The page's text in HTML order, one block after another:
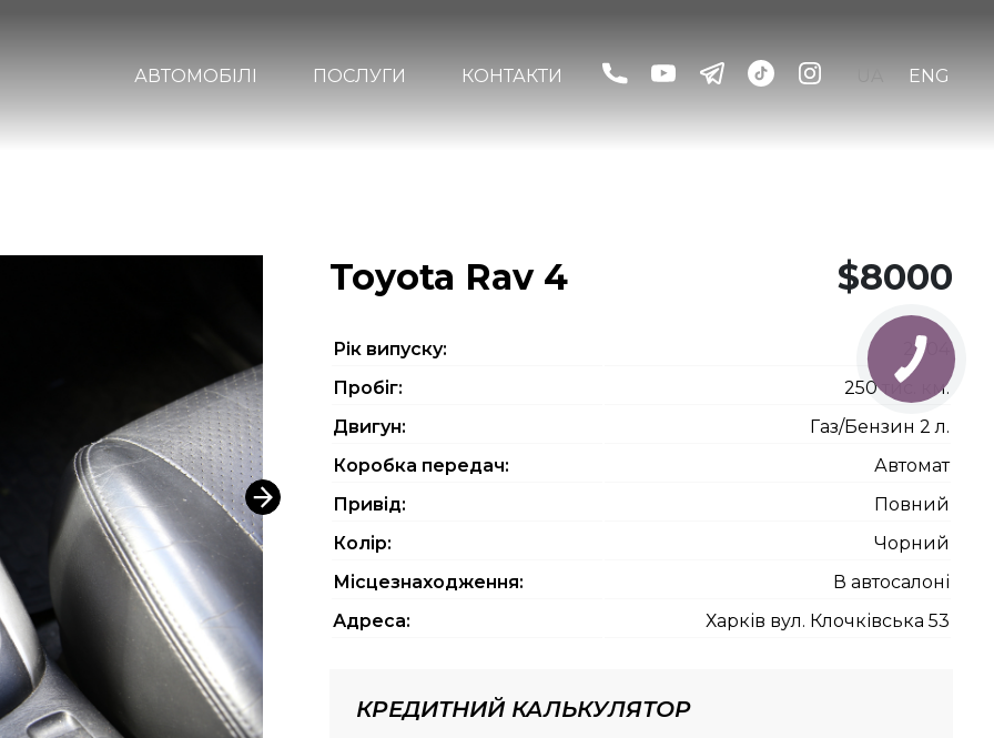
АВТОМОБІЛІ ПОСЛУГИ КОНТАКТИ ENG
Toyota Rav 4 $8000
Рiк випуску:
2004
Пробіг:
250 тис. км.
Двигун:
Газ/Бензин 2 л.
Коробка передач:
Автомат
Привід:
Повний
Колір:
Чорний
Місцезнаходження:
В автосалоні
Адреса:
Харків вул. Клочківська 53
КРЕДИТНИЙ КАЛЬКУЛЯТОР